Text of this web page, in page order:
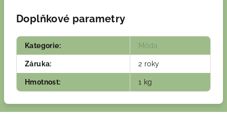
Doplňkové parametry
Kategorie: Móda
Záruka: 2 roky
Hmotnost: 1 kg